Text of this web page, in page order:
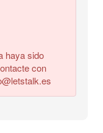
haya sido
con